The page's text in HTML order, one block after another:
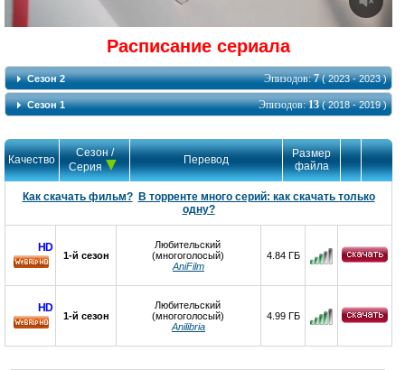
Расписание сериала
Сезон 2 Эпизодов:7( 2023 - 2023 )
Сезон 1 Эпизодов:13( 2018 - 2019 )
Качество
Сезон /
Серия
Перевод
Размер
файла
Как скачать фильм?
В торренте много серий: как скачать только
одну?
HD
1-й сезон
Любительский
(многоголосый)
AniFilm
4.84 ГБ
HD
1-й сезон
Любительский
(многоголосый)
Anilibria
4.99 ГБ